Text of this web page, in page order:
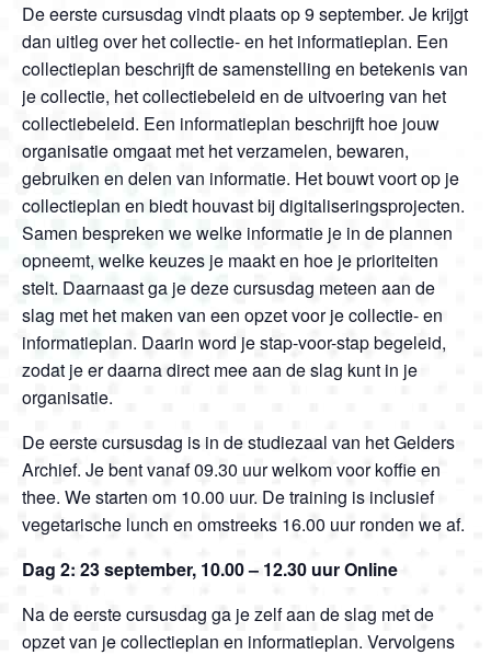
De eerste cursusdag vindt plaats op 9 september. Je krijgt
dan uitleg over het collectie- en het informatieplan. Een
collectieplan beschrijft de samenstelling en betekenis van
je collectie, het collectiebeleid en de uitvoering van het
collectiebeleid. Een informatieplan beschrijft hoe jouw
organisatie omgaat met het verzamelen, bewaren,
gebruiken en delen van informatie. Het bouwt voort op je
collectieplan en biedt houvast bij digitaliseringsprojecten.
Samen bespreken we welke informatie je in de plannen
opneemt, welke keuzes je maakt en hoe je prioriteiten
stelt. Daarnaast ga je deze cursusdag meteen aan de
slag met het maken van een opzet voor je collectie- en
informatieplan. Daarin word je stap-voor-stap begeleid,
zodat je er daarna direct mee aan de slag kunt in je
organisatie.
De eerste cursusdag is in de studiezaal van het Gelders
Archief. Je bent vanaf 09.30 uur welkom voor koffie en
thee. We starten om 10.00 uur. De training is inclusief
vegetarische lunch en omstreeks 16.00 uur ronden we af.
Dag 2: 23 september, 10.00 – 12.30 uur Online
Na de eerste cursusdag ga je zelf aan de slag met de
opzet van je collectieplan en informatieplan. Vervolgens